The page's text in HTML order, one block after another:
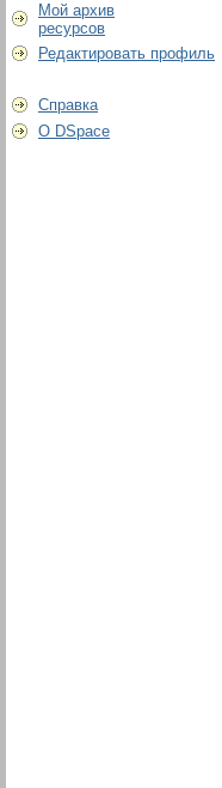
Мой архив
ресурсов
Редактировать профиль
Справка
О DSpace